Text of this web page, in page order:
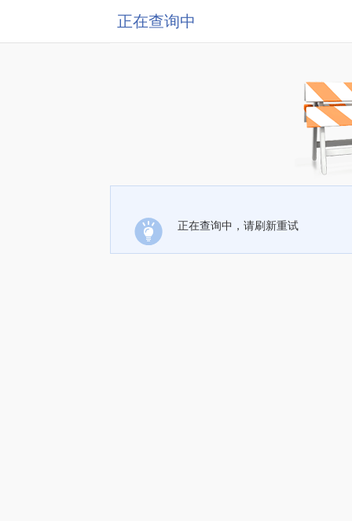
正在查询中
正在查询中，请刷新重试